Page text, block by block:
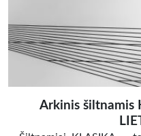
Arkinis šiltnamis